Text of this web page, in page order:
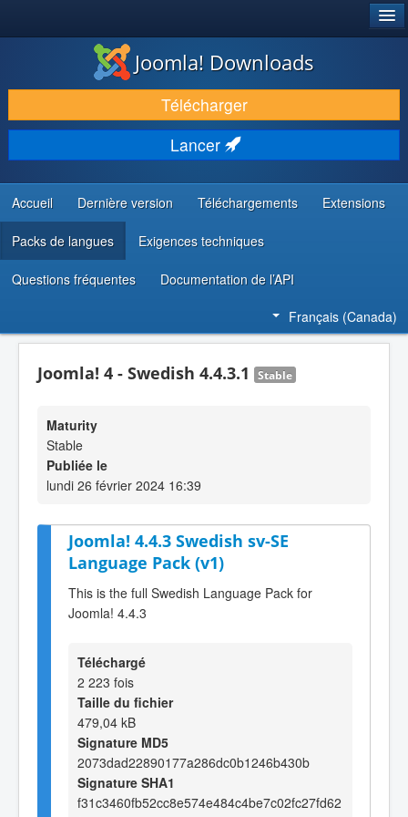
TÉLÉCHARGER & ENRICHIR
DÉCOUVRIR & APPRENDRE
COMMUNAUTÉ & SUPPORT
RESSOURCES DÉVELOPPEURS
Joomla! Downloads
Télécharger
Lancer
Accueil Dernière version Téléchargements Extensions
Packs de langues Exigences techniques
Questions fréquentes Documentation de l’API
Français (Canada)
Joomla! 4 - Swedish 4.4.3.1 Stable
Maturity
Stable
Publiée le
lundi 26 février 2024 16:39
Joomla! 4.4.3 Swedish sv-SE
Language Pack (v1)
This is the full Swedish Language Pack for
Joomla! 4.4.3
Téléchargé
2 223 fois
Taille du fichier
479,04 kB
Signature MD5
2073dad22890177a286dc0b1246b430b
Signature SHA1
f31c3460fb52cc8e574e484c4be7c02fc27fd62